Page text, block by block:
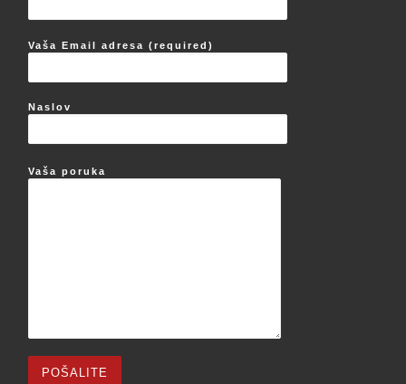
Vaša Email adresa (required)
Naslov
Vaša poruka